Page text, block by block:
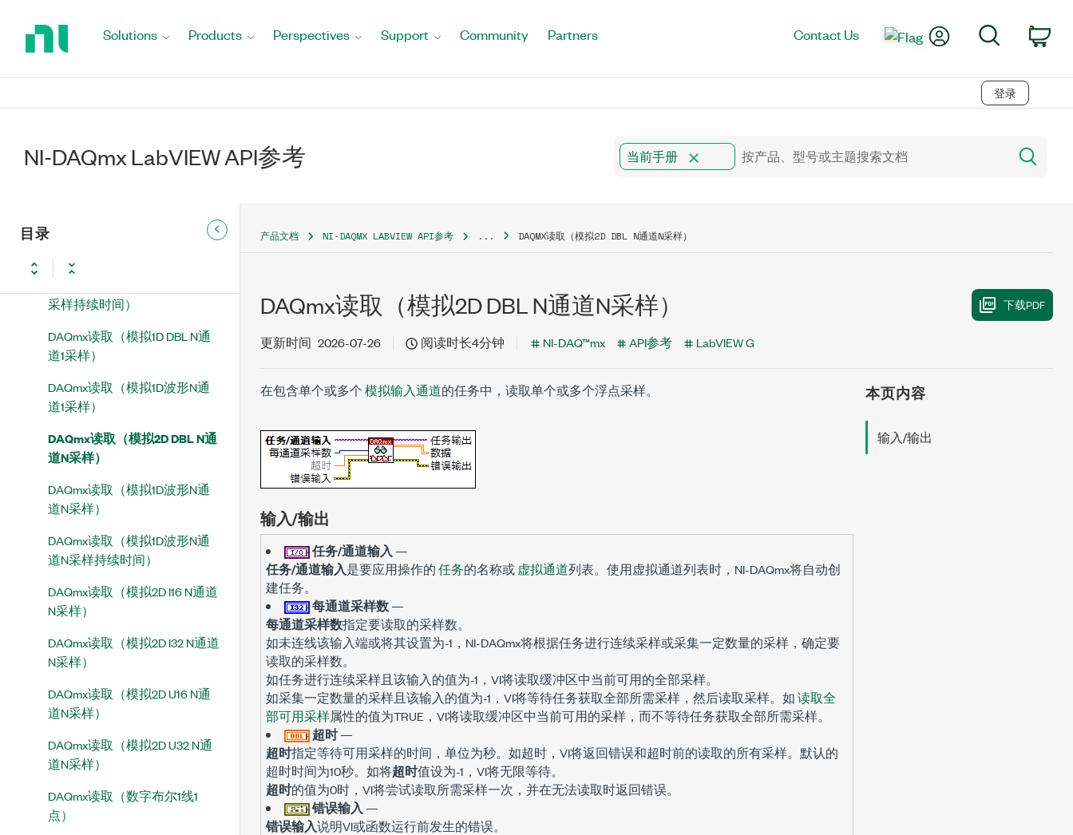
Solutions Products Perspectives Support Community Partners Contact Us My AccountSearch
登录
NI-DAQmx LabVIEW API参考 当前手册
目录
DAQmx读取
DAQmx读取（模拟DBL 1通道1
采样）
DAQmx读取（模拟波形1通道N
采样持续时间）
DAQmx读取（模拟1D DBL N通
道1采样）
DAQmx读取（模拟1D波形N通
道1采样）
DAQmx读取（模拟2D DBL N通
道N采样）
DAQmx读取（模拟1D波形N通
道N采样）
DAQmx读取（模拟1D波形N通
道N采样持续时间）
DAQmx读取（模拟2D I16 N通道
N采样）
DAQmx读取（模拟2D I32 N通道
N采样）
DAQmx读取（模拟2D U16 N通
道N采样）
DAQmx读取（模拟2D U32 N通
道N采样）
DAQmx读取（数字布尔1线1
点）
产品文档 NI-DAQMX LABVIEW API参考 ... DAQMX读取（模拟2D DBL N通道N采样）
DAQmx读取（模拟2D DBL N通道N采样）
更新时间 2026-07-26 阅读时长4分钟 NI-DAQ™mx API参考 LabVIEW G
在包含单个或多个模拟输入通道的任务中，读取单个或多个浮点采样。
输入/输出
任务/通道输入 —
任务/通道输入是要应用操作的任务的名称或 虚拟通道列表。使用虚拟通道列表时，NI-DAQmx将自动创
建任务。
每通道采样数—
每通道采样数指定要读取的采样数。
如未连线该输入端或将其设置为-1，NI-DAQmx将根据任务进行连续采样或采集一定数量的采样，确定要
读取的采样数。
如任务进行连续采样且该输入的值为-1，VI将读取缓冲区中当前可用的全部采样。
如采集一定数量的采样且该输入的值为-1，VI将等待任务获取全部所需采样，然后读取采样。如读取全
部可用采样属性的值为TRUE，VI将读取缓冲区中当前可用的采样，而不等待任务获取全部所需采样。
超时—
超时指定等待可用采样的时间，单位为秒。如超时，VI将返回错误和超时前的读取的所有采样。默认的
超时时间为10秒。如将超时值设为-1，VI将无限等待。
超时的值为0时，VI将尝试读取所需采样一次，并在无法读取时返回错误。
错误输入 —
错误输入说明VI或函数运行前发生的错误。
本页内容
输入/输出